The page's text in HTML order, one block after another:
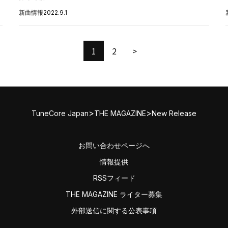
新曲情報2022.9.1
1 2 >
TuneCore Japan>THE MAGAZINE>New Release
お問い合わせページへ
情報提供
RSSフィード
THE MAGAZINE ライター募集
外部送信に関する公表事項